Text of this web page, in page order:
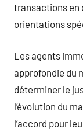
transactions en
orientations
Les agents
approfondie du
déterminer le
l’évolution du
l’accord pour